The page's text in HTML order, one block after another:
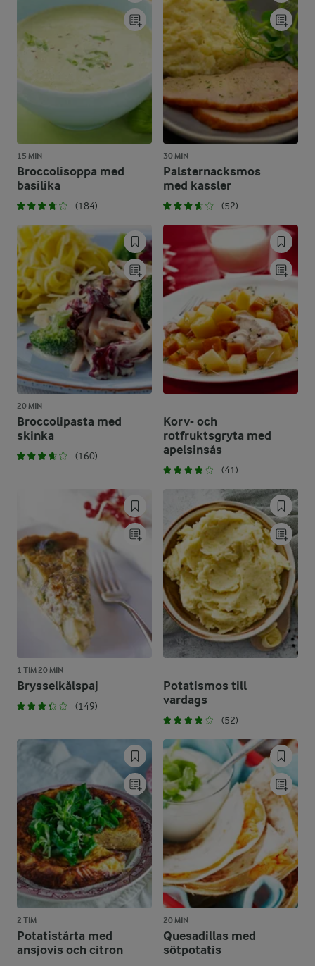
15 MIN
Broccolisoppa med
basilika
(184)
30 MIN
Palsternacksmos
med kassler
(52)
20 MIN
Broccolipasta med
skinka
(160)
Korv- och
rotfruktsgryta med
apelsinsås
(41)
1 TIM 20 MIN
Brysselkålspaj
(149)
Potatismos till
vardags
(52)
2 TIM
Potatistårta med
ansjovis och citron
20 MIN
Quesadillas med
sötpotatis